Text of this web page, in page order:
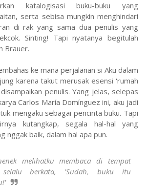
katalogisasi buku-buku yang
serta sebisa mungkin menghindari
di rak yang sama dua penulis yang
Sinting! Tapi nyatanya begitulah
Brauer.
ke mana perjalanan si Aku dalam
karena takut merusak esensi 'rumah
penulis. Yang jelas, selepas
Carlos María Domínguez ini, aku jadi
mengaku sebagai pencinta buku. Tapi
kutangkap, segala hal-hal yang
nggak baik, dalam hal apa pun.
melihatku membaca di tempat
berkata, 'Sudah, buku itu